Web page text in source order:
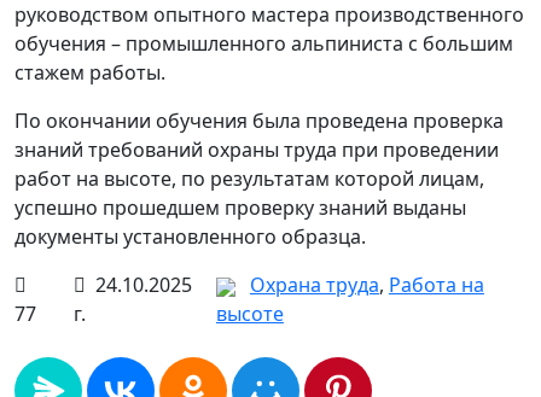
руководством опытного мастера производственного
обучения – промышленного альпиниста с большим
стажем работы.
По окончании обучения была проведена проверка
знаний требований охраны труда при проведении
работ на высоте, по результатам которой лицам,
успешно прошедшем проверку знаний выданы
документы установленного образца.
77
24.10.2025
г.
Охрана труда, Работа на
высоте